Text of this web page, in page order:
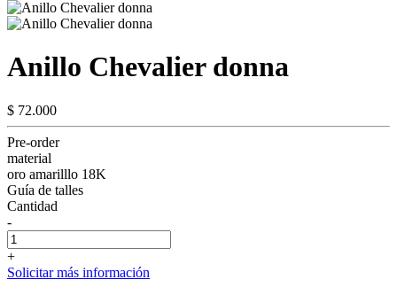
Anillo Chevalier donna
$ 72.000
Pre-order
material
oro amarilllo 18K
Guía de talles
Cantidad
-
+
Solicitar más información